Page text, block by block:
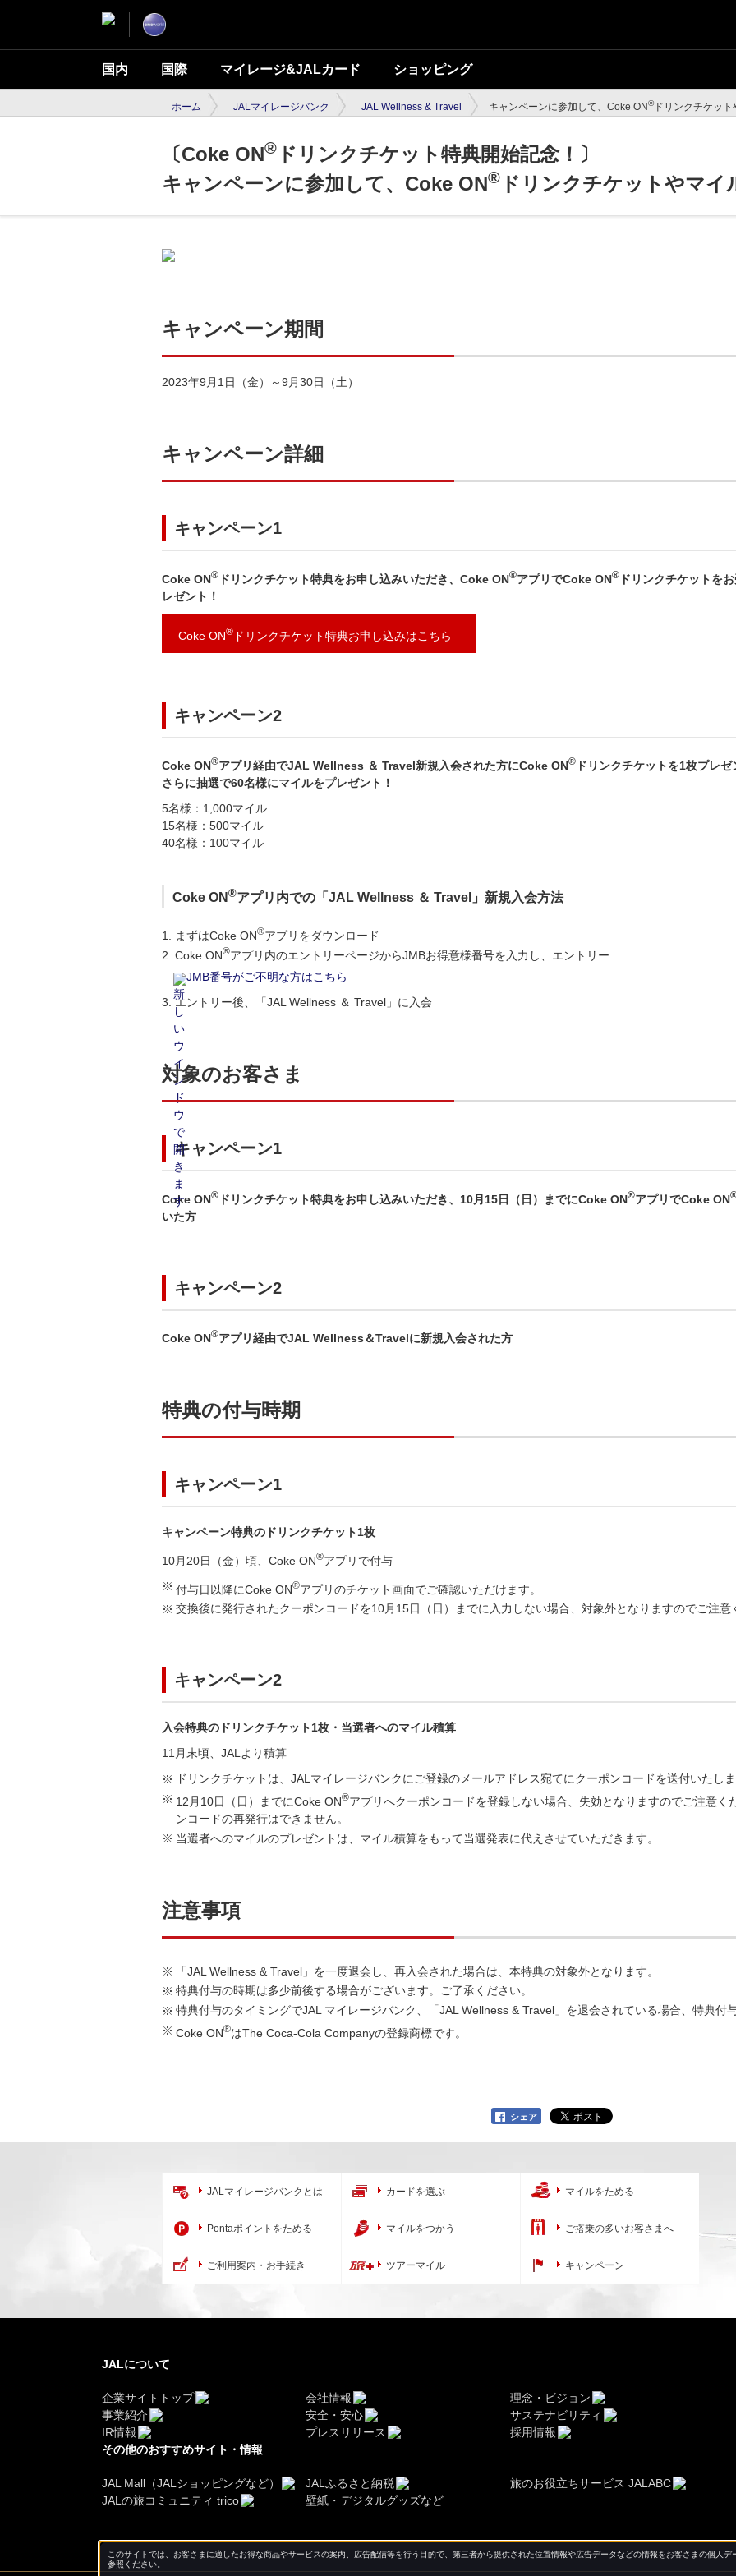
国内 国際 マイレージ&JALカード ショッピング
ホーム JALマイレージバンク JAL Wellness & Travel キャンペーンに参加して、Coke ON®ドリンクチケット
〔Coke ON® ドリンクチケット特典開始記念！〕
キャンペーンに参加して、Coke ON® ドリンクチケットやマ
キャンペーン期間
2023年9月1日（金）～9月30日（土）
キャンペーン詳細
キャンペーン1
Coke ON® ドリンクチケット特典をお申し込みいただき、Coke ON®アプリでCoke ON® ドリンクチケットを
レゼント！
Coke ON® ドリンクチケット特典お申し込みはこちら
キャンペーン2
Coke ON®アプリ経由でJAL Wellness ＆ Travel新規入会された方にCoke ON® ドリンクチケットを1枚プレゼ
さらに抽選で60名様にマイルをプレゼント！
5名様：1,000マイル
15名様：500マイル
40名様：100マイル
Coke ON ®アプリ内での「JAL Wellness ＆ Travel」新規入会方法
1. まずはCoke ON®アプリをダウンロード
2. Coke ON®アプリ内のエントリーページからJMBお得意様番号を入力し、エントリー
JMB番号がご不明な方はこちら
3. エントリー後、「JAL Wellness ＆ Travel」に入会
対象のお客さま
キャンペーン1
Coke ON® ドリンクチケット特典をお申し込みいただき、10月15日（日）までにCoke ON®アプリでCoke ON
いた方
キャンペーン2
Coke ON®アプリ経由でJAL Wellness＆Travelに新規入会された方
特典の付与時期
キャンペーン1
キャンペーン特典のドリンクチケット1枚
10月20日（金）頃、Coke ON®アプリで付与
付与日以降にCoke ON®アプリのチケット画面でご確認いただけます。
交換後に発行されたクーポンコードを10月15日（日）までに入力しない場合、対象外となりますのでご注意
キャンペーン2
入会特典のドリンクチケット1枚・当選者へのマイル積算
11月末頃、JALより積算
ドリンクチケットは、JALマイレージバンクにご登録のメールアドレス宛てにクーポンコードを送付いたし
12月10日（日）までにCoke ON®アプリへクーポンコードを登録しない場合、失効となりますのでご注意く
ンコードの再発行はできません。
当選者へのマイルのプレゼントは、マイル積算をもって当選発表に代えさせていただきます。
注意事項
「JAL Wellness & Travel」を一度退会し、再入会された場合は、本特典の対象外となります。
特典付与の時期は多少前後する場合がございます。ご了承ください。
特典付与のタイミングでJAL マイレージバンク、「JAL Wellness & Travel」を退会されている場合、特典付
Coke ON®はThe Coca-Cola Companyの登録商標です。
シェア
JALマイレージバンクとは カードを選ぶ マイルをためる
Pontaポイントをためる マイルをつかう ご搭乗の多いお客さまへ
ご利用案内・お手続き ツアーマイル キャンペーン
JALについて
企業サイトトップ 会社情報
理念・ビジョン
事業紹介
安全・安心
サステナビリティ
IR情報
プレスリリース
採用情報
その他のおすすめサイト・情報
JAL Mall（JALショッピングなど） JALふるさと納税
旅のお役立ちサービス JALABC
JALの旅コミュニティ trico
壁紙・デジタルグッズなど
このサイトでは、お客さまに適したお得な商品やサービスの案内、広告配信等を行う目的で、第三者から提供された位置情報や広告データなどの情報をお客さまの個人
参照ください。